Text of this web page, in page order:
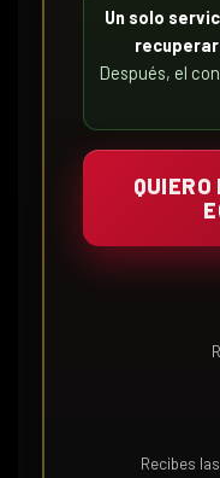
Un solo
Después, el
QUIERO
Recibes